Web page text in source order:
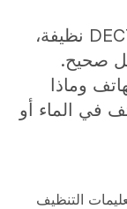
يجب الحفاظ على سماعة الهاتف DECT نظيفة،
صحيح.
وماذا
في الماء أو
التنظيف